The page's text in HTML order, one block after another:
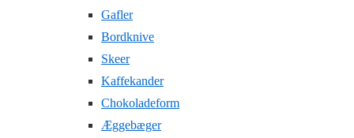
Gafler
Bordknive
Skeer
Kaffekander
Chokoladeform
Æggebæger